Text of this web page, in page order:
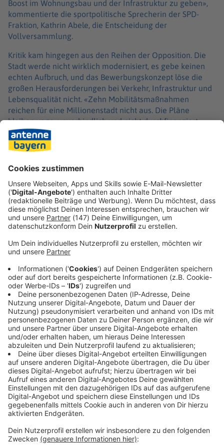
Boost im Wohnungsbau und der Infrastruktur zu geben»,
kommentierte die sportpolitische Sprecherin der SPD-
Fraktion, Kathrin Abele, die Entscheidung der
Vollversammlung.
Kritik kam hingegen aus den Reihen der Opposition. Die
Stadt werde nicht wirklich modernisiert, es gebe keinen
echten Aufbruch, und das Bewerbungskonzept löse die
großen Herausforderungen bei Verkehr, Infrastruktur und
Lebensqualität nicht. «Zehn Mobilitätsmaßnahmen
reichen für eine Millionenstadt nicht aus. Die Pläne
bleiben vage, unverbindlich und nicht durchfinanziert»,
bemängelte der Vorsitzende der Fraktion ÖDP/BK/ML,
Tobias Ruff. Der Fahrgastverband Pro Bahn kritisierte, dass
angedachte Maßnahmen wie eine «Olympia-Tram» zur
Verbindung von Olympiapark und olympischem Dorf
Immer auf dem Laufenden
bleiben!
Verpass' nichts mehr - mit unserem kostenlosen
ANTENNE BAYERN Newsletter. Ob Nachrichten,
Lifestyle oder unsere neuesten Aktionen - wir